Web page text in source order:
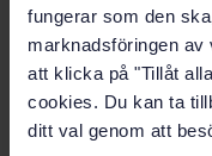
fungerar som den
marknadsföringen av
att klicka på "Tillåt
cookies. Du kan ta
ditt val genom att
Turism och
alla - krav och